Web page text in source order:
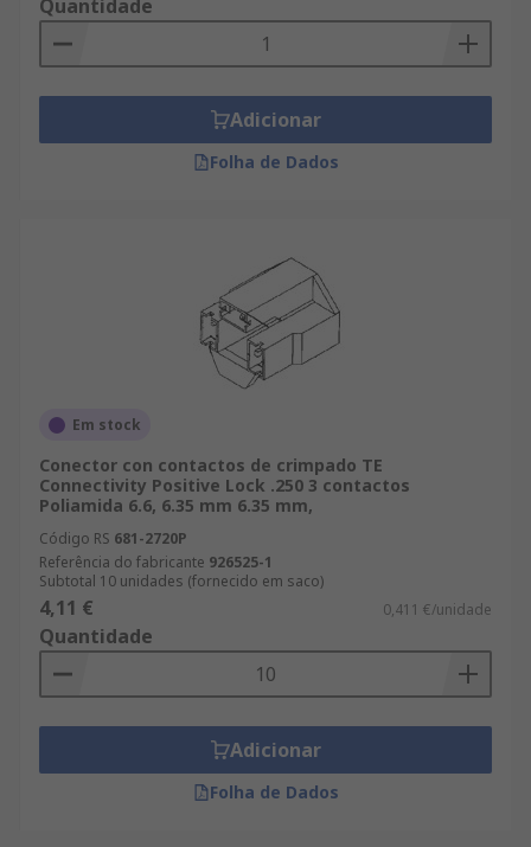
Quantidade
Adicionar
Folha de Dados
Em stock
Conector con contactos de crimpado TE
Connectivity Positive Lock .250 3 contactos
Poliamida 6.6, 6.35 mm 6.35 mm,
Código RS 681-2720P
Referência do fabricante 926525-1
Subtotal 10 unidades (fornecido em saco)
4,11 € 0,411 €/unidade
Quantidade
Adicionar
Folha de Dados